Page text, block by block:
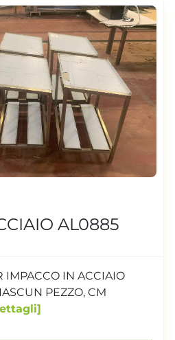
AL0885
IMPACCO IN ACCIAIO
PEZZO, CM